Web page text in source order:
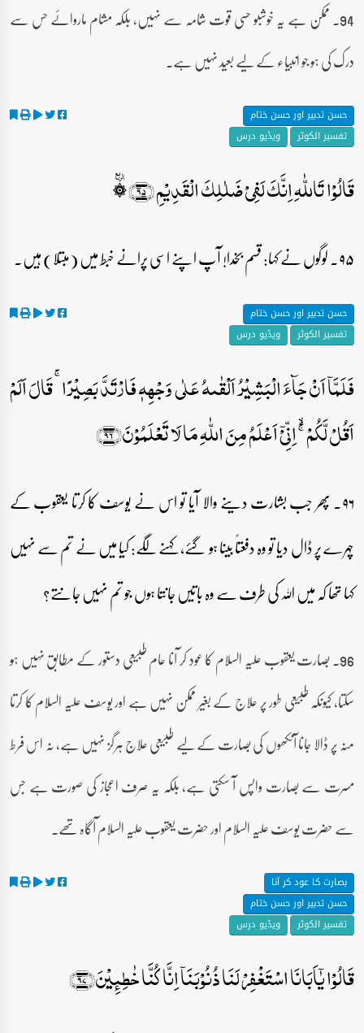
94۔ ممکن ہے یہ خوشبو حسی قوت شامہ سے نہیں، بلکہ مشام ماروائے حس سے
درک کی ہو جو انبیاء کے لیے بعید نہیں ہے۔
حسن تدبیر اور حسن ختام
تفسیر الکوثر
ویڈیو درس
قَالُوۡا تَاللّٰہِ اِنَّکَ لَفِیۡ ضَلٰلِکَ الۡقَدِیۡمِ ﴿۹۵﴾ ۞ٙ
۹۵۔ لوگوں نے کہا: قسم بخدا! آپ اپنے اسی پرانے خبط میں (مبتلا) ہیں۔
حسن تدبیر اور حسن ختام
تفسیر الکوثر
ویڈیو درس
فَلَمَّاۤ اَنۡ جَآءَ الۡبَشِیۡرُ اَلۡقٰىہُ عَلٰی وَجۡہِہٖ فَارۡتَدَّ بَصِیۡرًا ۚ قَالَ اَلَمۡ
اَقُلۡ لَّکُمۡ ۚۙ اِنِّیۡۤ اَعۡلَمُ مِنَ اللّٰہِ مَا لَا تَعۡلَمُوۡنَ﴿۹۶﴾
۹۶۔ پھر جب بشارت دینے والا آیا تو اس نے یوسف کا کرتا یعقوب کے
چہرے پر ڈال دیا تو وہ دفعتاً بینا ہو گئے، کہنے لگے: کیا میں نے تم سے نہیں
کہا تھا کہ میں اللہ کی طرف سے وہ باتیں جانتا ہوں جو تم نہیں جانتے؟
96۔ بصارت یعقوب علیہ السلام کا عود کر آنا عام طبیعی دستور کے مطابق نہیں ہو
سکتا، کیونکہ طبیعی طور پر علاج کے بغیر ممکن نہیں ہے اور یوسف علیہ السلام کا کرتا
منہ پر ڈالا جانا آنکھوں کی بصارت کے لیے طبیعی علاج ہرگز نہیں ہے، نہ اس فرط
مسرت سے بصارت واپس آ سکتی ہے، بلکہ یہ صرف اعجاز کی صورت ہے جس
سے حضرت یوسف علیہ السلام اور حضرت یعقوب علیہ السلام آگاہ تھے۔
بصارت کا عود کر آنا
حسن تدبیر اور حسن ختام
تفسیر الکوثر
ویڈیو درس
قَالُوۡا یٰۤاَبَانَا اسۡتَغۡفِرۡ لَنَا ذُنُوۡبَنَاۤ اِنَّا کُنَّا خٰطِئِیۡنَ﴿۹۷﴾